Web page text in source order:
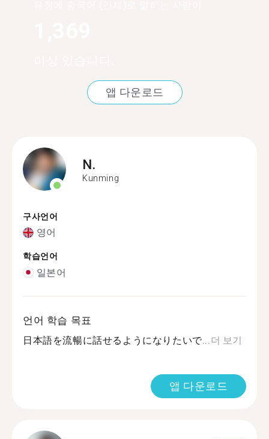
앱 다운로드
N.
Kunming
구사언어
영어
학습언어
일본어
언어 학습 목표
日本語を流暢に話せるようになりたいで... 더 보기
앱 다운로드